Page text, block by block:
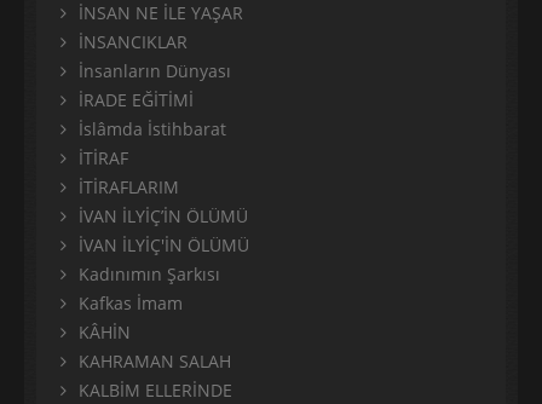
İNSAN NE İLE YAŞAR
İNSANCIKLAR
İnsanların Dünyası
İRADE EĞİTİMİ
İslâmda İstihbarat
İTİRAF
İTİRAFLARIM
İVAN İLYİÇ’İN ÖLÜMÜ
İVAN İLYİÇ'İN ÖLÜMÜ
Kadınımın Şarkısı
Kafkas İmam
KÂHİN
KAHRAMAN SALAH
KALBİM ELLERİNDE